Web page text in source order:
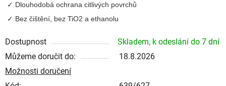
Dlouhodobá ochrana citlivých povrchů
Bez čištění, bez TiO2 a ethanolu
Dostupnost
Skladem, k odeslání do 7 dní
Můžeme doručit do:
18.8.2026
Možnosti doručení